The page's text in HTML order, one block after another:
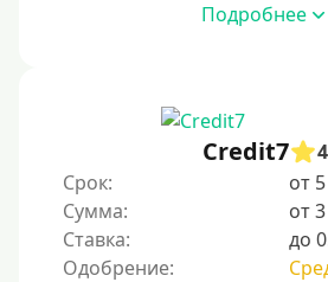
Подробнее
Credit7
4
Срок:
от
Сумма:
от
Ставка:
до
Одобрение: